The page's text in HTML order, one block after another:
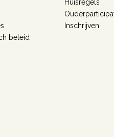
beleid
Huisregels
Inschrijven